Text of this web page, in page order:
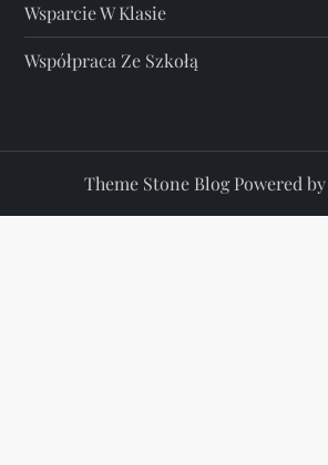
Wsparcie W Klasie
Współpraca Ze Szkołą
Theme Stone Blog Powered by